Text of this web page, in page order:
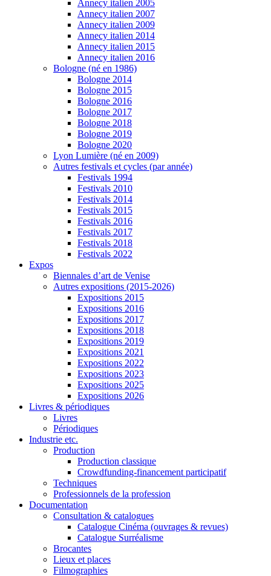
Annecy italien 2005
Annecy italien 2007
Annecy italien 2009
Annecy italien 2014
Annecy italien 2015
Annecy italien 2016
Bologne (né en 1986)
Bologne 2014
Bologne 2015
Bologne 2016
Bologne 2017
Bologne 2018
Bologne 2019
Bologne 2020
Lyon Lumière (né en 2009)
Autres festivals et cycles (par année)
Festivals 1994
Festivals 2010
Festivals 2014
Festivals 2015
Festivals 2016
Festivals 2017
Festivals 2018
Festivals 2022
Expos
Biennales d’art de Venise
Autres expositions (2015-2026)
Expositions 2015
Expositions 2016
Expositions 2017
Expositions 2018
Expositions 2019
Expositions 2021
Expositions 2022
Expositions 2023
Expositions 2025
Expositions 2026
Livres & périodiques
Livres
Périodiques
Industrie etc.
Production
Production classique
Crowdfunding-financement participatif
Techniques
Professionnels de la profession
Documentation
Consultation & catalogues
Catalogue Cinéma (ouvrages & revues)
Catalogue Surréalisme
Brocantes
Lieux et places
Filmographies